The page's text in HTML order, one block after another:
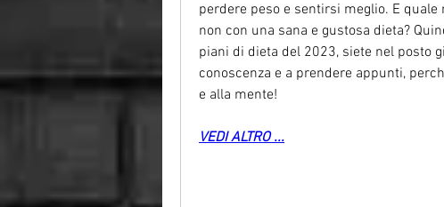
perdere peso e sentirsi meglio. E
non con una sana e gustosa dieta?
piani di dieta del 2023, siete nel posto
conoscenza e a prendere appunti,
e alla mente!
VEDI ALTRO ...